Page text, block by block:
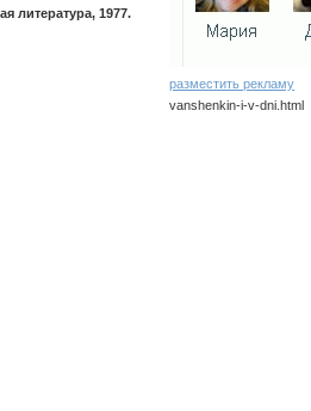
литература, 1977.
разместить рекламу
vanshenkin-i-v-dni.html